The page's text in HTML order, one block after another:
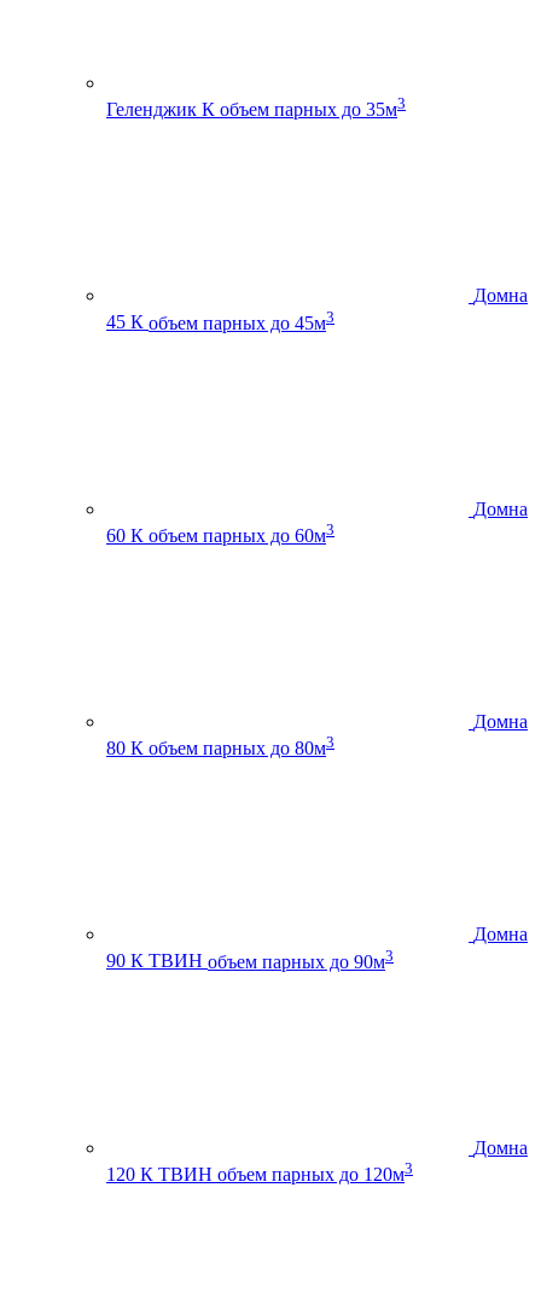
Геленджик К объем парных до 35м3
Домна
45 К объем парных до 45м3
Домна
60 К объем парных до 60м3
Домна
80 К объем парных до 80м3
Домна
90 К ТВИН объем парных до 90м3
Домна
120 К ТВИН объем парных до 120м3